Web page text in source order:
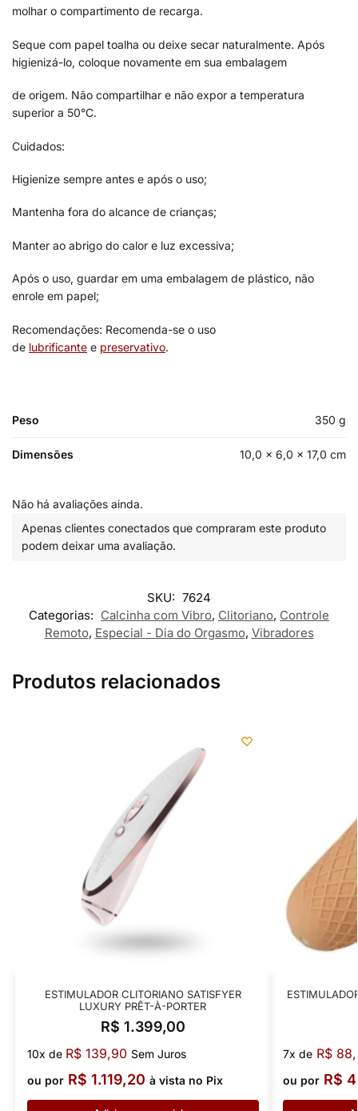
molhar o compartimento de recarga.
Seque com papel toalha ou deixe secar naturalmente. Após
higienizá-lo, coloque novamente em sua embalagem
de origem. Não compartilhar e não expor a temperatura
superior a 50°C.
Cuidados:
Higienize sempre antes e após o uso;
Mantenha fora do alcance de crianças;
Manter ao abrigo do calor e luz excessiva;
Após o uso, guardar em uma embalagem de plástico, não
enrole em papel;
Recomendações: Recomenda-se o uso
de lubrificante e preservativo.
Peso 350 g
Dimensões 10,0 × 6,0 × 17,0 cm
Não há avaliações ainda.
Apenas clientes conectados que compraram este produto
podem deixar uma avaliação.
SKU: 7624
Categorias: Calcinha com Vibro, Clitoriano, Controle
Remoto, Especial - Dia do Orgasmo, Vibradores
Produtos relacionados
ESTIMULADOR CLITORIANO SATISFYER
LUXURY PRÊT-À-PORTER
R$ 1.399,00
10x de R$139,90 Sem Juros
ou por R$ 1.119,20 à vista no Pix
7x de R$
ou por R$